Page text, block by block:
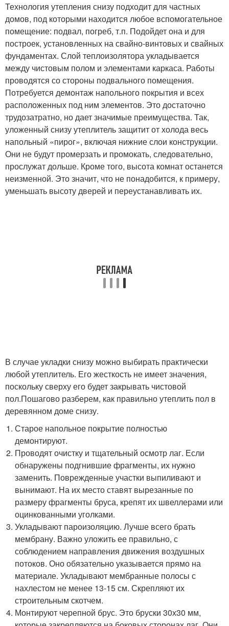
Технология утепления снизу подходит для частных
домов, под которыми находится любое вспомогательное
помещение: подвал, погреб, т.п. Подойдет она и для
построек, установленных на свайно-винтовых и свайных
фундаментах. Слой теплоизолятора укладывается
между чистовым полом и элементами каркаса. Работы
проводятся со стороны подвального помещения.
Потребуется демонтаж напольного покрытия и всех
расположенных под ним элементов. Это достаточно
трудозатратно, но дает значимые преимущества. Так,
уложенный снизу утеплитель защитит от холода весь
напольный «пирог», включая нижние слои конструкции.
Они не будут промерзать и промокать, следовательно,
прослужат дольше. Кроме того, высота комнат останется
неизменной. Это значит, что не понадобится, к примеру,
уменьшать высоту дверей и переустанавливать их.
В случае укладки снизу можно выбирать практически
любой утеплитель. Его жесткость не имеет значения,
поскольку сверху его будет закрывать чистовой
пол.Пошагово разберем, как правильно утеплить пол в
деревянном доме снизу.
Старое напольное покрытие полностью
демонтируют.
Проводят очистку и тщательный осмотр лаг. Если
обнаружены подгнившие фрагменты, их нужно
заменить. Поврежденные участки выпиливают и
вынимают. На их место ставят вырезанные по
размеру фрагменты бруса, крепят их швеллерами или
оцинкованными уголками.
Укладывают пароизоляцию. Лучше всего брать
мембрану. Важно уложить ее правильно, с
соблюдением направления движения воздушных
потоков. Оно обязательно указывается прямо на
материале. Укладывают мембранные полосы с
нахлестом не менее 13-15 см. Скрепляют их
строительным скотчем.
Монтируют черепной брус. Это бруски 30х30 мм,